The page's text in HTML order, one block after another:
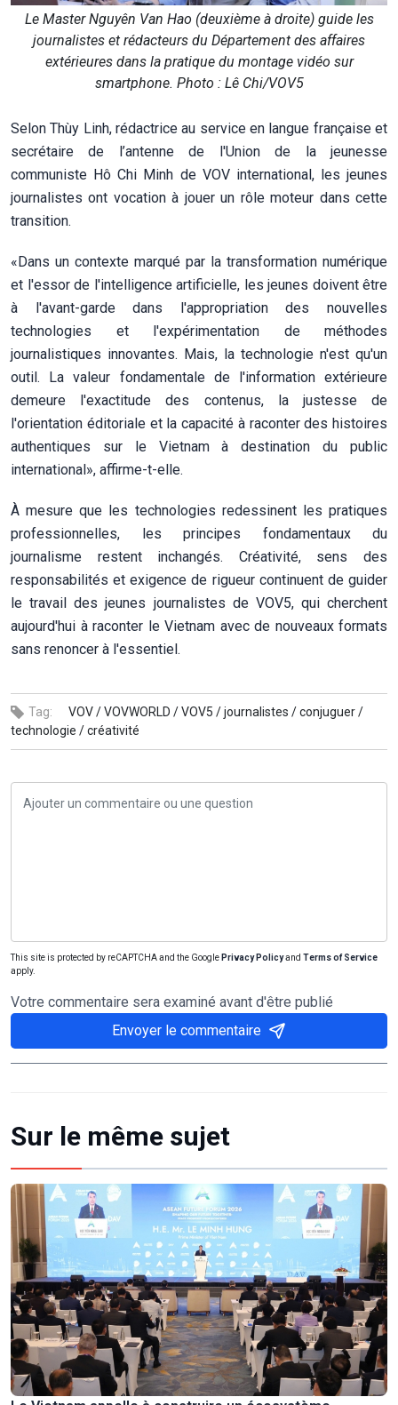
Le Master Nguyên Van Hao (deuxième à droite) guide les
journalistes et rédacteurs du Département des affaires
extérieures dans la pratique du montage vidéo sur
smartphone. Photo : Lê Chi/VOV5
Selon Thùy Linh, rédactrice au service en langue française et
secrétaire de l’antenne de l'Union de la jeunesse
communiste Hô Chi Minh de VOV international, les jeunes
journalistes ont vocation à jouer un rôle moteur dans cette
transition.
«Dans un contexte marqué par la transformation numérique
et l'essor de l'intelligence artificielle, les jeunes doivent être
à l'avant-garde dans l'appropriation des nouvelles
technologies et l'expérimentation de méthodes
journalistiques innovantes. Mais, la technologie n'est qu'un
outil. La valeur fondamentale de l'information extérieure
demeure l'exactitude des contenus, la justesse de
l'orientation éditoriale et la capacité à raconter des histoires
authentiques sur le Vietnam à destination du public
international», affirme-t-elle.
À mesure que les technologies redessinent les pratiques
professionnelles, les principes fondamentaux du
journalisme restent inchangés. Créativité, sens des
responsabilités et exigence de rigueur continuent de guider
le travail des jeunes journalistes de VOV5, qui cherchent
aujourd'hui à raconter le Vietnam avec de nouveaux formats
sans renoncer à l'essentiel.
Tag: VOV /VOVWORLD /VOV5 /journalistes /conjuguer /
technologie /créativité
This site is protected by reCAPTCHA and the Google Privacy Policyand Terms of Service
apply.
Votre commentaire sera examiné avant d'être publié
Envoyer le commentaire
Sur le même sujet